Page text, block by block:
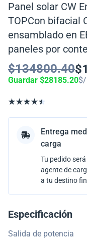
Panel solar CW
TOPCon bifacial
ensamblado en
paneles por
$134800.40$
Guardar $28185.20
Entrega
carga
Tu pedido
agente de
a tu destino
Especificación
Salida de potencia